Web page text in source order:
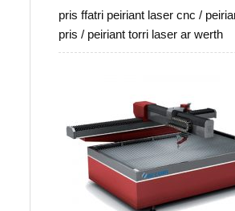
pris ffatri peiriant laser cnc /
pris / peiriant torri laser ar werth